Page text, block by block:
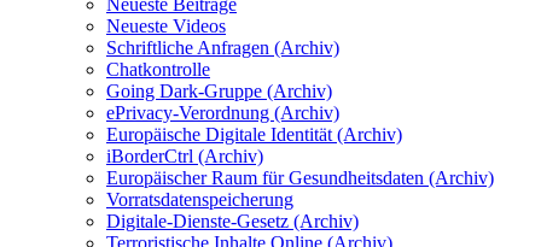
Neueste Beiträge
Neueste Videos
Schriftliche Anfragen (Archiv)
Chatkontrolle
Going Dark-Gruppe (Archiv)
ePrivacy-Verordnung (Archiv)
Europäische Digitale Identität (Archiv)
iBorderCtrl (Archiv)
Europäischer Raum für Gesundheitsdaten (Archiv)
Vorratsdatenspeicherung
Digitale-Dienste-Gesetz (Archiv)
Terroristische Inhalte Online (Archiv)